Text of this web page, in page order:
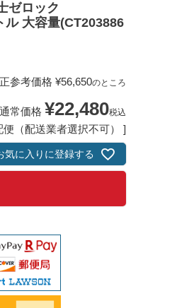
ゼロック
ル 大容量(CT203886
参考価格 ¥56,650のところ
常価格 ¥22,480税込
便（配送業者選択不可）
気に入りに登録する